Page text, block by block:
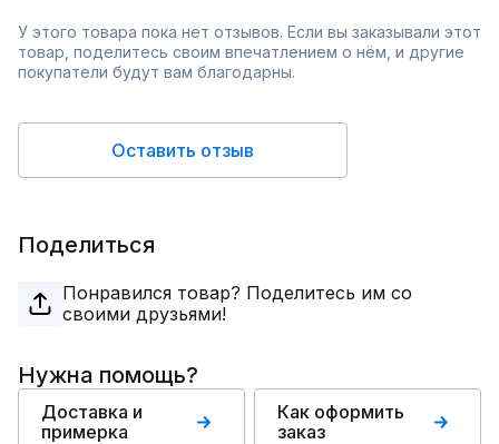
У этого товара пока нет отзывов. Если вы заказывали этот
товар, поделитесь своим впечатлением о нём, и другие
покупатели будут вам благодарны.
Оставить отзыв
Поделиться
Понравился товар? Поделитесь им со
своими друзьями!
Нужна помощь?
Доставка и
примерка
Как оформить
заказ